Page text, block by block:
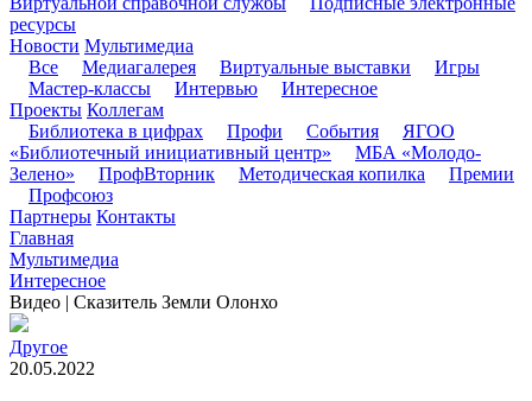
ресурсы
Новости Мультимедиа
Все
Медиагалерея Виртуальные выставки
Игры
Мастер-классы
Интервью
Интересное
Проекты Коллегам
Библиотека в цифрах
Профи События
ЯГОО
«Библиотечный инициативный центр»
МБА «Молодо-
Зелено»
ПрофВторник Методическая копилка
Премии
Профсоюз
Партнеры Контакты
Главная
Мультимедиа
Интересное
Видео | Сказитель Земли Олонхо
Другое
20.05.2022